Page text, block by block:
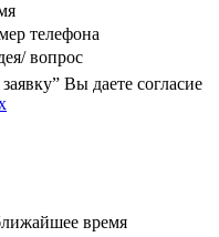
телефона
вопрос
Вы даете согласие
Вы даете согласие
время